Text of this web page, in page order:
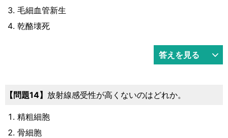
毛細血管新生
乾酪壊死
答えを見る
問題14 放射線感受性が高くないのはどれか。
精粗細胞
骨細胞